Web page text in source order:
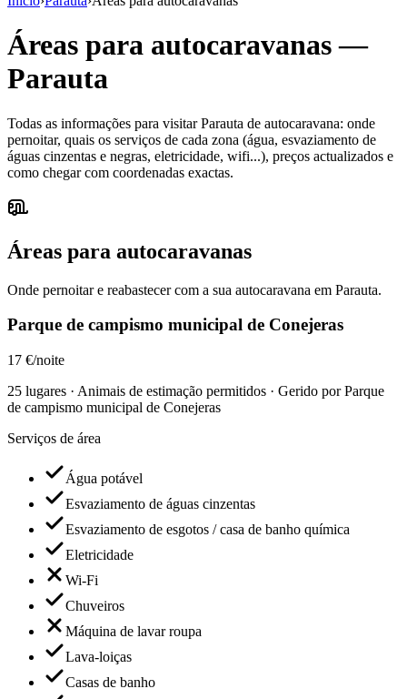
Áreas para autocaravanas—
Parauta
Todas as informações para visitar Parauta de autocaravana: onde
pernoitar, quais os serviços de cada zona (água, esvaziamento de
águas cinzentas e negras, eletricidade, wifi...), preços actualizados e
como chegar com coordenadas exactas.
Áreas para autocaravanas
Onde pernoitar e reabastecer com a sua autocaravana em Parauta.
Parque de campismo municipal de Conejeras
17 €/noite
25 lugares · Animais de estimação permitidos · Gerido por Parque
de campismo municipal de Conejeras
Serviços de área
Água potável
Esvaziamento de águas cinzentas
Esvaziamento de esgotos / casa de banho química
Eletricidade
Wi-Fi
Chuveiros
Máquina de lavar roupa
Lava-loiças
Casas de banho